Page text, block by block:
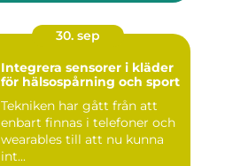
30. sep
Integrera sensorer i kläder
för hälsospårning och sport
Tekniken har gått från att
enbart finnas i telefoner och
wearables till att nu kunna
int...